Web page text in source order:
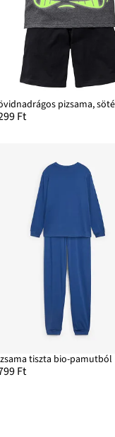
Ft
tiszta bio-pamutból
Ft